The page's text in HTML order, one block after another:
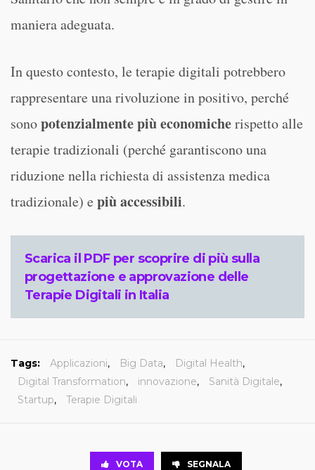
maniera adeguata.
In questo contesto, le terapie digitali potrebbero
rappresentare una rivoluzione in positivo, perché
sonopotenzialmente più economicherispetto alle
terapie tradizionali (perché garantiscono una
riduzione nella richiesta di assistenza medica
tradizionale) e più accessibili.
Scarica il PDF per scoprire di più sulla
progettazione e approvazione delle
Terapie Digitali in Italia
Tags: Applicazioni, Big Data, Digital Health,
Digital Transformation, innovazione, Sanità Digitale,
Startup, Terapie Digitali
VOTA SEGNALA